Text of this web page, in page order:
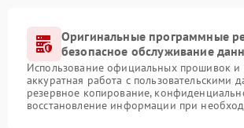
Оригинальные программные
безопасное обслуживание
Использование официальных прошивок и
аккуратная работа с пользовательскими
резервное копирование,
восстановление информации при